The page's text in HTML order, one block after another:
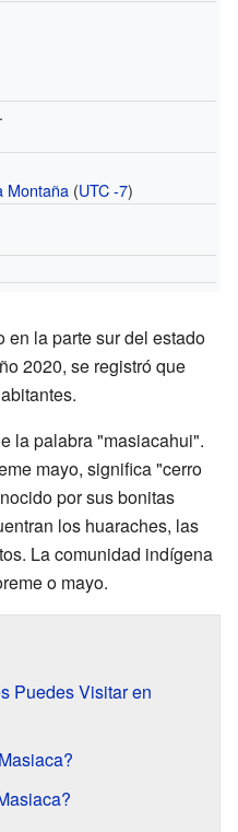
Montaña (UTC -7)
en la parte sur del estado
2020, se registró que
la palabra "masiacahui".
mayo, significa "cerro
por sus bonitas
los huaraches, las
La comunidad indígena
o mayo.
Puedes Visitar en